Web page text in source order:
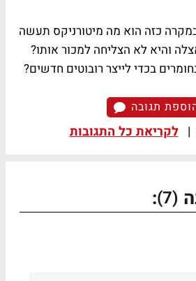
כזה הוא מה מיטורניקס תעשה
והיא לא הצליחה למכור אותו?
בכדי לייצר רובוטים חדשים?
תגובה
| לקריאת כל התגובות
(7)
: